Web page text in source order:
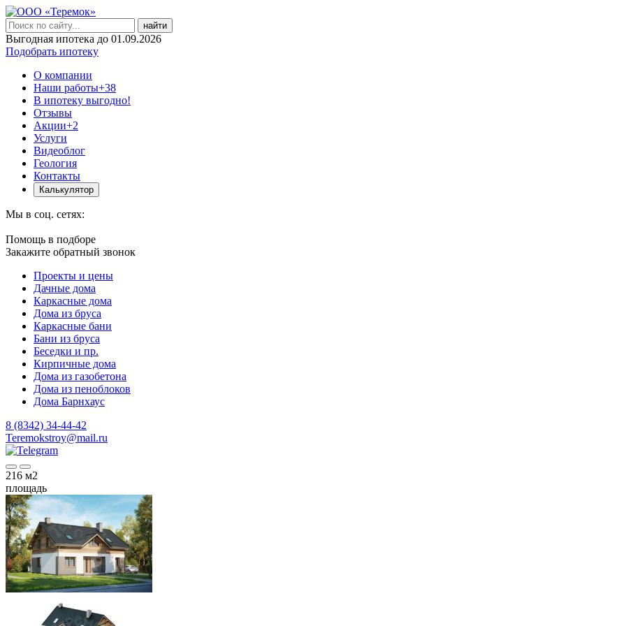
найти
Выгодная ипотека до 01.09.2026
Подобрать ипотеку
О компании
Наши работы+38
В ипотеку выгодно!
Отзывы
Акции+2
Услуги
Видеоблог
Геология
Контакты
Калькулятор
Мы в соц. сетях:
Помощь в подборе
Закажите обратный звонок
Проекты и цены
Дачные дома
Каркасные дома
Дома из бруса
Каркасные бани
Бани из бруса
Беседки и пр.
Кирпичные дома
Дома из газобетона
Дома из пеноблоков
Дома Барнхаус
8 (8342) 34-44-42
Teremokstroy@mail.ru
216 м2
площадь